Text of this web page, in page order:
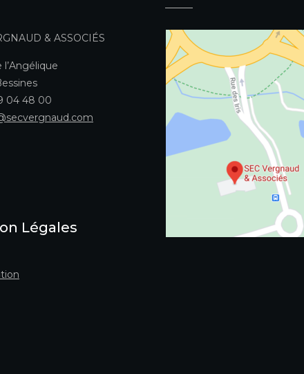
& ASSOCIÉS
l’Angélique
04 48 00
Légales